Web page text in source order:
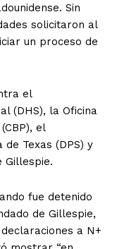
Sin
solicitaron al
un proceso de
el
(DHS), la Oficina
el
Texas (DPS) y
Gillespie.
fue detenido
de Gillespie,
a N+